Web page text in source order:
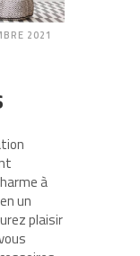
2021
à
un
plaisir